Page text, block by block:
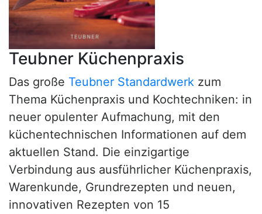
Teubner Küchenpraxis
Das große Teubner Standardwerk zum
Thema Küchenpraxis und Kochtechniken: in
neuer opulenter Aufmachung, mit den
küchentechnischen Informationen auf dem
aktuellen Stand. Die einzigartige
Verbindung aus ausführlicher Küchenpraxis,
Warenkunde, Grundrezepten und neuen,
innovativen Rezepten von 15